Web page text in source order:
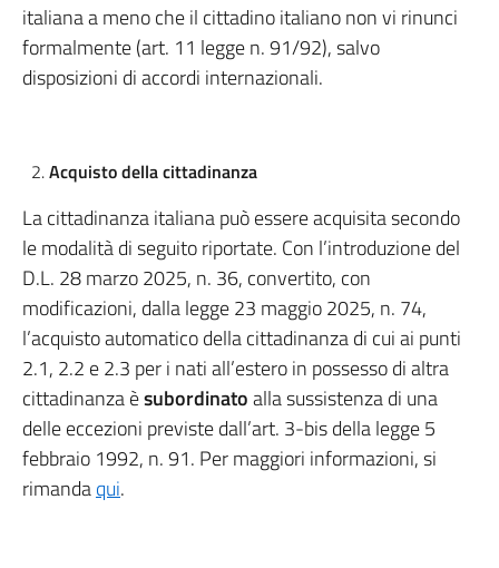
italiana a meno che il cittadino italiano non vi rinunci
formalmente (art. 11 legge n. 91/92), salvo
disposizioni di accordi internazionali.
Acquisto della cittadinanza
La cittadinanza italiana può essere acquisita secondo
le modalità di seguito riportate. Con l’introduzione del
D.L. 28 marzo 2025, n. 36, convertito, con
modificazioni, dalla legge 23 maggio 2025, n. 74,
l’acquisto automatico della cittadinanza di cui ai punti
2.1, 2.2 e 2.3 per i nati all’estero in possesso di altra
cittadinanza èsubordinatoalla sussistenza di una
delle eccezioni previste dall’art. 3-bis della legge 5
febbraio 1992, n. 91. Per maggiori informazioni, si
rimandaqui.